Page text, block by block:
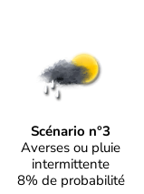
Scénario n°3
Averses ou pluie
intermittente
8% de probabilité